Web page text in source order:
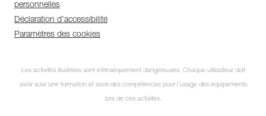
personnelles
Déclaration d'accessibilité
Paramètres des cookies
Les activités illustrées sont intrinsèquement dangereuses. Chaque utilisateur doit
avoir suivi une formation et avoir des compétences pour l’usage des équipements
lors de ces activités.